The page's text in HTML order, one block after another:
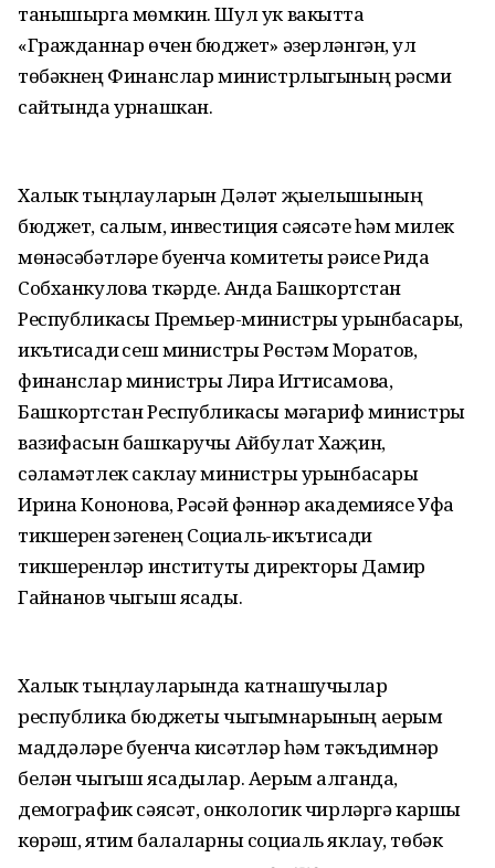
танышырга мөмкин. Шул ук вакытта
«Гражданнар өчен бюджет» әзерләнгән, ул
төбәкнең Финанслар министрлыгының рәсми
сайтында урнашкан.
Халык тыңлауларын Дәүләт җыелышының
бюджет, салым, инвестиция сәясәте һәм милек
мөнәсәбәтләре буенча комитеты рәисе Рида
Собханкулова үткәрде. Анда Башкортстан
Республикасы Премьер-министры урынбасары,
икътисади үсеш министры Рөстәм Моратов,
финанслар министры Лира Игтисамова,
Башкортстан Республикасы мәгариф министры
вазифасын башкаручы Айбулат Хаҗин,
сәламәтлек саклау министры урынбасары
Ирина Кононова, Рәсәй фәннәр академиясе Уфа
тикшеренү үзәгенең Социаль-икътисади
тикшеренүләр институты директоры Дамир
Гайнанов чыгыш ясады.
Халык тыңлауларында катнашучылар
республика бюджеты чыгымнарының аерым
маддәләре буенча кисәтүләр һәм тәкъдимнәр
белән чыгыш ясадылар. Аерым алганда,
демографик сәясәт, онкологик чирләргә каршы
көрәш, ятим балаларны социаль яклау, төбәк